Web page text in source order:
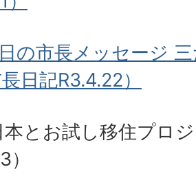
の市長メッセージ
日記R3.4.22）
本とお試し移住プロ